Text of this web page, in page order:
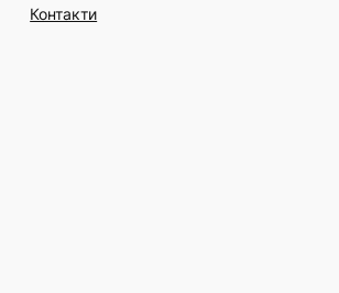
Контакти